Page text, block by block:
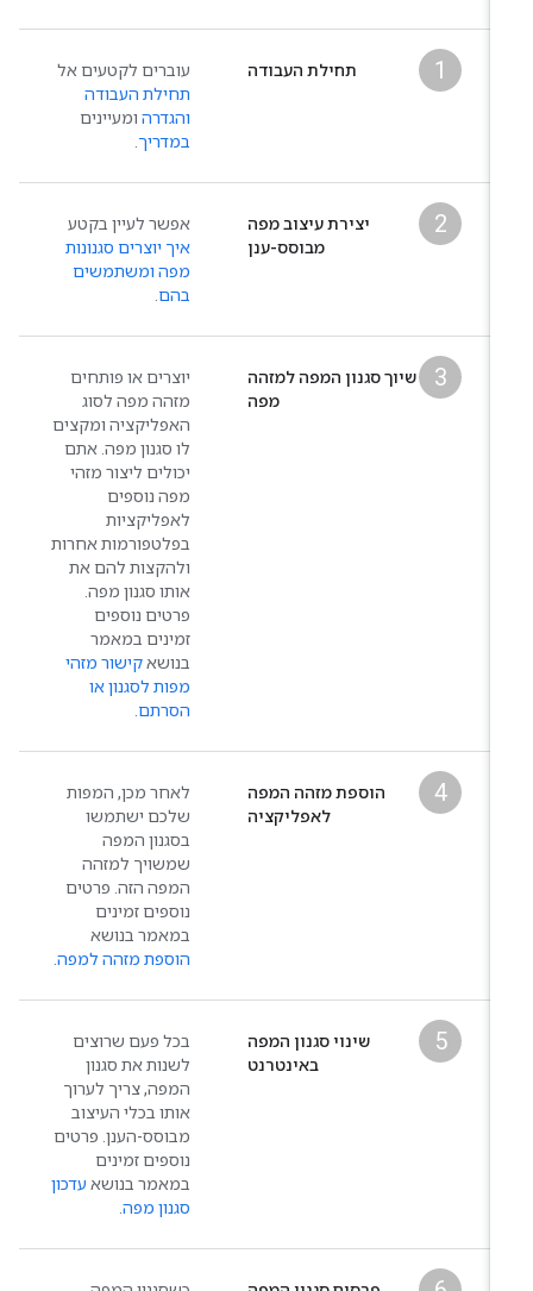
תחילת העבודה
עוברים לקטעים אל
תחילת העבודה
והגדרהומעיינים
במדריך.
יצירת עיצוב מפה
מבוסס-ענן
אפשר לעיין בקטע
איך יוצרים סגנונות
מפה ומשתמשים
בהם.
שיוך סגנון המפה למזהה
מפה
יוצרים או פותחים
מזהה מפה לסוג
האפליקציה ומקצים
לו סגנון מפה. אתם
יכולים ליצור מזהי
מפה נוספים
לאפליקציות
בפלטפורמות אחרות
ולהקצות להם את
אותו סגנון מפה.
פרטים נוספים
זמינים במאמר
בנושאקישור מזהי
מפות לסגנון או
הסרתם.
הוספת מזהה המפה
לאפליקציה
לאחר מכן, המפות
שלכם ישתמשו
בסגנון המפה
שמשויך למזהה
המפה הזה. פרטים
נוספים זמינים
במאמר בנושא
הוספת מזהה למפה.
שינוי סגנון המפה
באינטרנט
בכל פעם שרוצים
לשנות את סגנון
המפה, צריך לערוך
אותו בכלי העיצוב
מבוסס-הענן. פרטים
נוספים זמינים
במאמר בנושאעדכון
סגנון מפה.